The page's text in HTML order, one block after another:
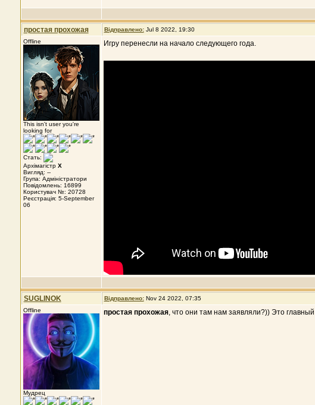
простая прохожая Відправлено: Jul 8 2022, 19:30
Offline
This isn't user you're
looking for
Стать:
Архімагістр X
Вигляд: --
Група: Адміністратори
Повідомлень: 16899
Користувач №: 20728
Реєстрація: 5-September
06
Игру перенесли на начало следующего года.
SUGLINOK Відправлено: Nov 24 2022, 07:35
Offline
Мудрец
простая прохожая, что они там нам заявляли?)) Это